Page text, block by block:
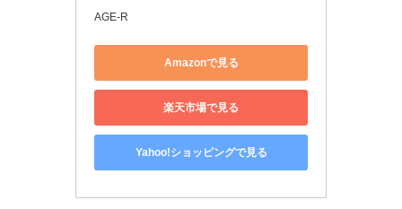
AGE-R
Amazonで見る
楽天市場で見る
Yahoo!ショッピングで見る